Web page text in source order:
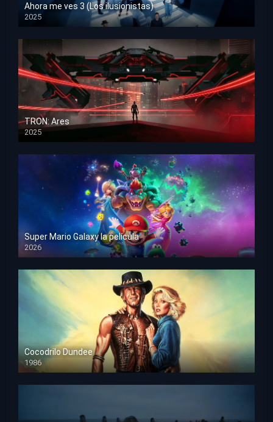
Ahora me ves 3 (Los ilusionistas)
2025
HD 1080p
TRON: Ares
2025
HD 1080p
Super Mario Galaxy la película
2026
HD 1080p
Cocodrilo Dundee
1986
HD 1080p